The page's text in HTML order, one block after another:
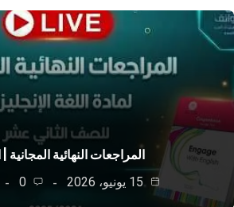
المراجعات النهائية المجانية | اللغة…
0
47